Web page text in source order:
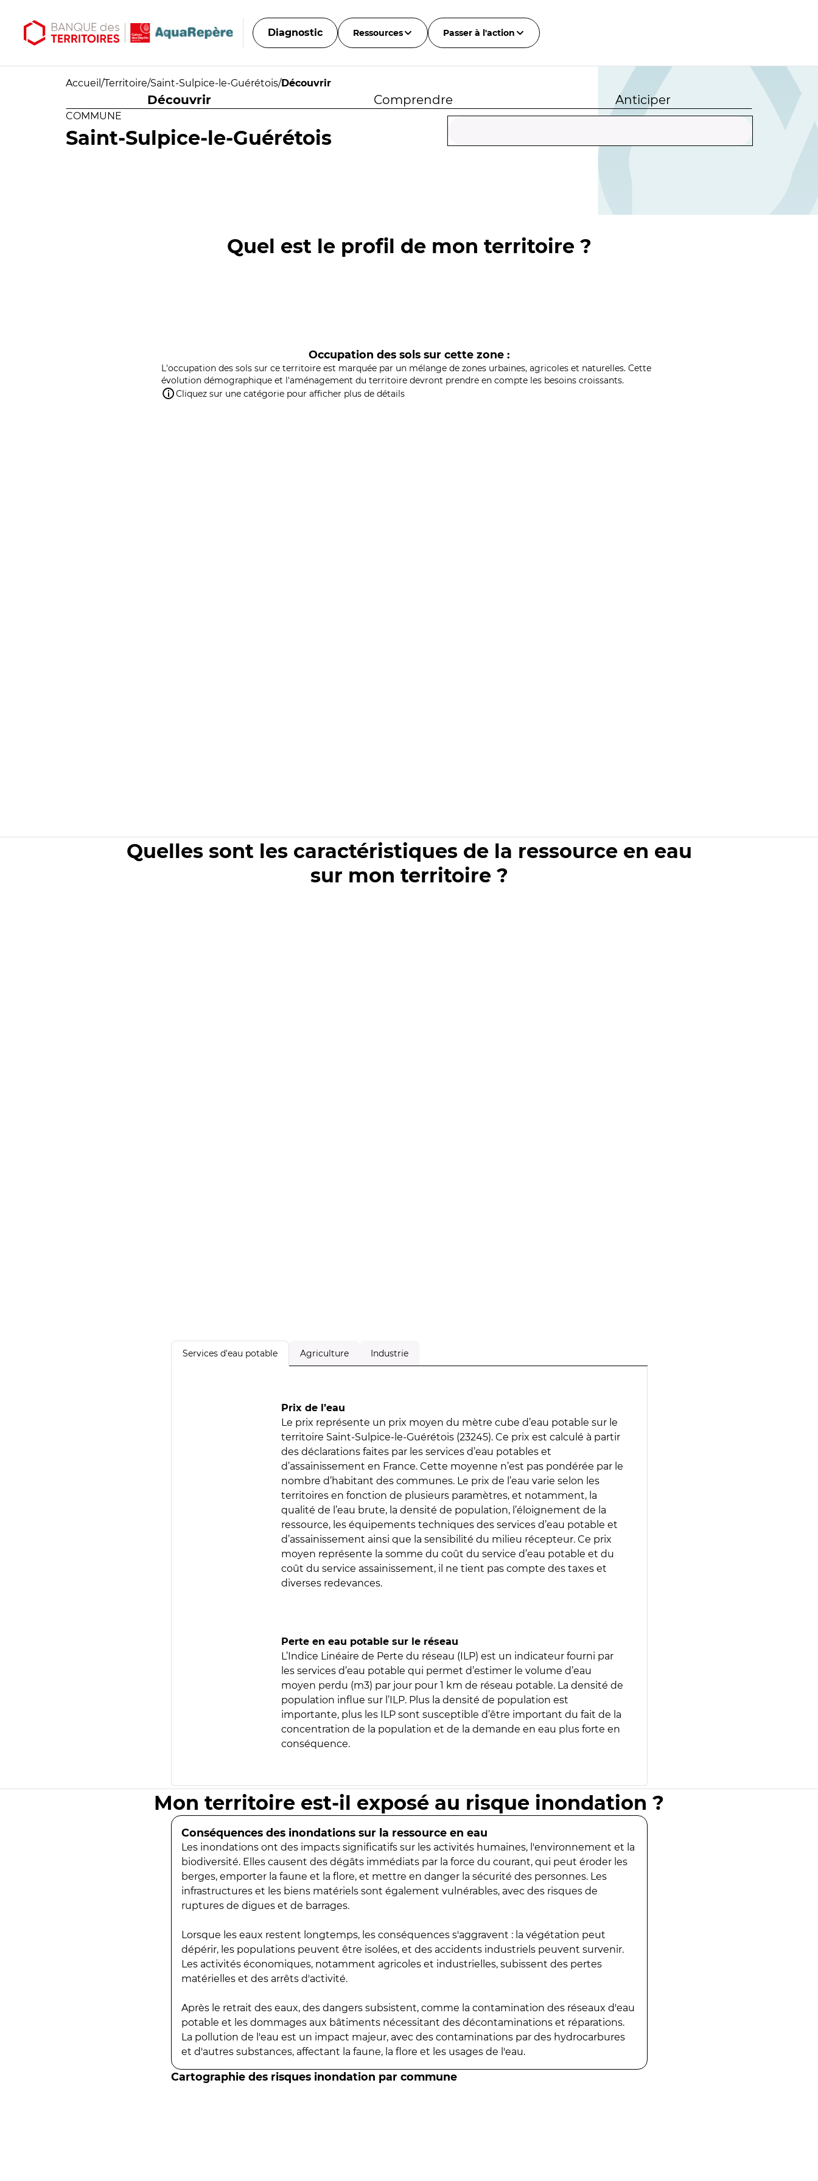
Diagnostic Ressources Passer à l'action
Accueil /Territoire/Saint-Sulpice-le-Guérétois/Découvrir
Découvrir Comprendre Anticiper
COMMUNE
Saint-Sulpice-le-Guérétois
Quel est le profil de mon territoire ?
Occupation des sols sur cette zone :
L'occupation des sols sur ce territoire est marquée par un mélange de zones urbaines, agricoles et naturelles. Cette
évolution démographique et l'aménagement du territoire devront prendre en compte les besoins croissants.
Cliquez sur une catégorie pour afficher plus de détails
Quelles sont les caractéristiques de la ressource en eau
sur mon territoire ?
Services d'eau potable Agriculture Industrie
Prix de l’eau
Le prix représente un prix moyen du mètre cube d’eau potable sur le
territoire Saint-Sulpice-le-Guérétois (23245). Ce prix est calculé à partir
des déclarations faites par les services d’eau potables et
d’assainissement en France. Cette moyenne n’est pas pondérée par le
nombre d’habitant des communes. Le prix de l’eau varie selon les
territoires en fonction de plusieurs paramètres, et notamment, la
qualité de l’eau brute, la densité de population, l’éloignement de la
ressource, les équipements techniques des services d’eau potable et
d’assainissement ainsi que la sensibilité du milieu récepteur. Ce prix
moyen représente la somme du coût du service d’eau potable et du
coût du service assainissement, il ne tient pas compte des taxes et
diverses redevances.
Perte en eau potable sur le réseau
L’Indice Linéaire de Perte du réseau (ILP) est un indicateur fourni par
les services d’eau potable qui permet d’estimer le volume d’eau
moyen perdu (m3) par jour pour 1 km de réseau potable. La densité de
population influe sur l’ILP. Plus la densité de population est
importante, plus les ILP sont susceptible d’être important du fait de la
concentration de la population et de la demande en eau plus forte en
conséquence.
Mon territoire est-il exposé au risque inondation ?
Conséquences des inondations sur la ressource en eau
Les inondations ont des impacts significatifs sur les activités humaines, l'environnement et la
biodiversité. Elles causent des dégâts immédiats par la force du courant, qui peut éroder les
berges, emporter la faune et la flore, et mettre en danger la sécurité des personnes. Les
infrastructures et les biens matériels sont également vulnérables, avec des risques de
ruptures de digues et de barrages.
Lorsque les eaux restent longtemps, les conséquences s'aggravent : la végétation peut
dépérir, les populations peuvent être isolées, et des accidents industriels peuvent survenir.
Les activités économiques, notamment agricoles et industrielles, subissent des pertes
matérielles et des arrêts d'activité.
Après le retrait des eaux, des dangers subsistent, comme la contamination des réseaux d'eau
potable et les dommages aux bâtiments nécessitant des décontaminations et réparations.
La pollution de l'eau est un impact majeur, avec des contaminations par des hydrocarbures
et d'autres substances, affectant la faune, la flore et les usages de l'eau.
Cartographie des risques inondation par commune